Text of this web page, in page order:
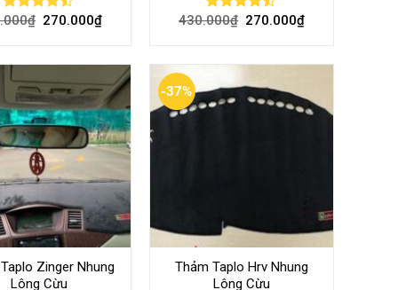
Rated
₫ 270.000₫
Rated
430.000₫ 270.000₫
Zinger Nhung
Lông Cừu
-37%
Thảm Taplo Hrv Nhung
Lông Cừu